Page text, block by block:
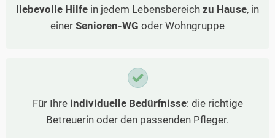
liebevolle Hilfe in jedem Lebensbereich zu Hause, in
einer Senioren-WG oder Wohngruppe
Für Ihre individuelle Bedürfnisse: die richtige
Betreuerin oder den passenden Pfleger.